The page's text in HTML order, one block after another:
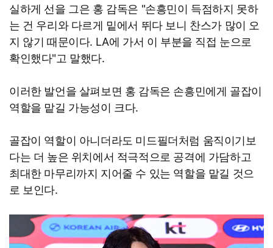
실하게 선을 그은 홍 감독은 "손흥민이 득점하지 못하
는 건 우리와 다르게 밑에서 뛰다 보니 찬스가 많이 오
지 않기 때문이다. LA에 가서 이 부분을 직접 눈으로
확인했다"고 말했다.
이러한 발언을 살펴보면 홍 감독은 손흥민에게 골잡이
역할을 맡길 가능성이 크다.
골잡이 역할이 아니더라도 미드필더처럼 움직이기보
다는 더 높은 위치에서 적극적으로 공격에 가담하고
최대한 마무리까지 지어줄 수 있는 역할을 맡길 것으
로 보인다.